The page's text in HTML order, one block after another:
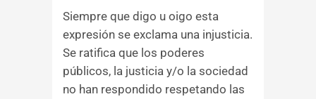
Siempre que digo u oigo esta
expresión se exclama una injusticia.
Se ratifica que los poderes
públicos, la justicia y/o la sociedad
no han respondido respetando las